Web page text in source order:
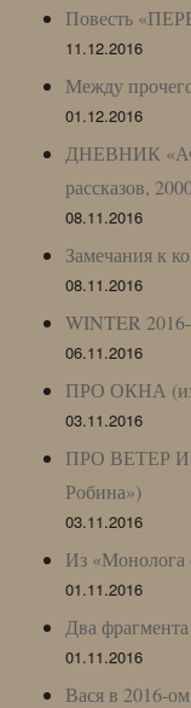
Повесть
11.12.2016
Между
01.12.2016
ДНЕВНИК
рассказов,
08.11.2016
Замечания к
08.11.2016
WINTER
06.11.2016
ПРО ОКНА (из
03.11.2016
ПРО ВЕТЕР И
Робина»)
03.11.2016
Из «Монолога
01.11.2016
Два
01.11.2016
Вася в 2016-ом